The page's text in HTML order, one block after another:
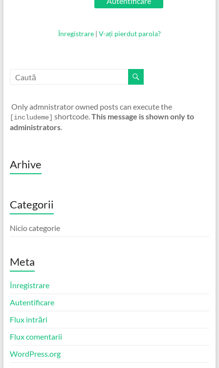
Înregistrare| V-ați pierdut parola?
Only admnistrator owned posts can execute the
[includeme] shortcode.This message is shown only to
administrators.
Arhive
Categorii
Nicio categorie
Meta
Înregistrare
Autentificare
Flux intrări
Flux comentarii
WordPress.org